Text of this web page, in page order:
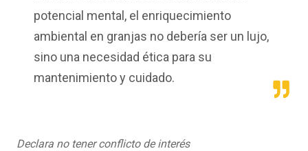
potencial mental, el enriquecimiento
ambiental en granjas no debería ser un lujo,
sino una necesidad ética para su
mantenimientoy cuidado.
Declara no tener conflicto de interés